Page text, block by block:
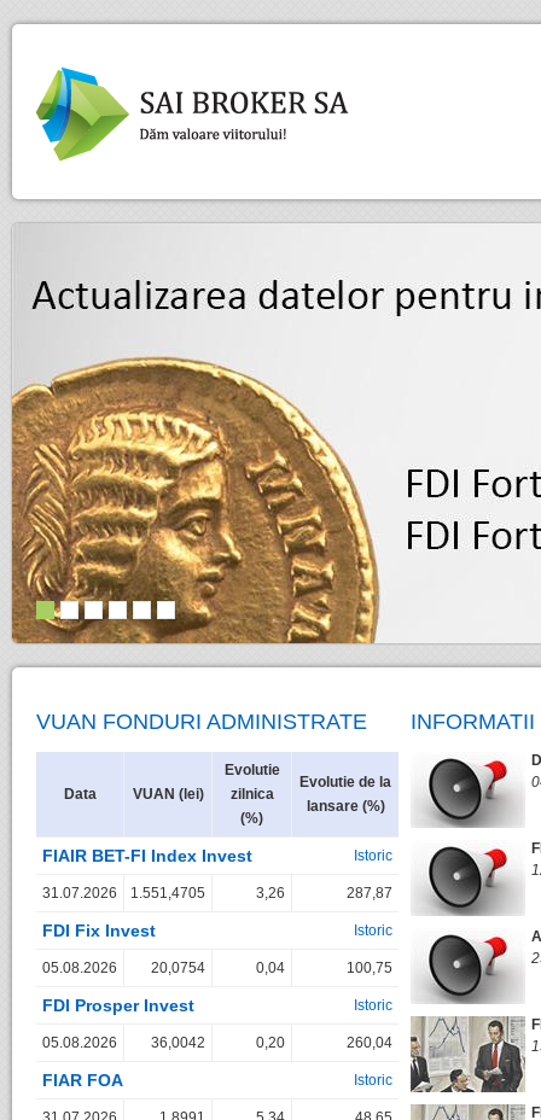
VUAN FONDURI ADMINISTRATE
Data VUAN (lei)
Evolutie
zilnica
(%)
Evolutie de la
lansare (%)
FIAIR BET-FI Index Invest Istoric
31.07.2026 1.551,4705 3,26 287,87
FDI Fix Invest Istoric
05.08.2026 20,0754 0,04 100,75
FDI Prosper Invest Istoric
05.08.2026 36,0042 0,20 260,04
FIAR FOA Istoric